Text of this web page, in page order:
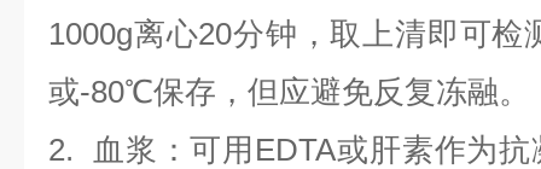
1000g离心20分钟，取上清即可
或-80℃保存，但应避免反复冻融。
2.
血浆 ：可用EDTA或肝素作为